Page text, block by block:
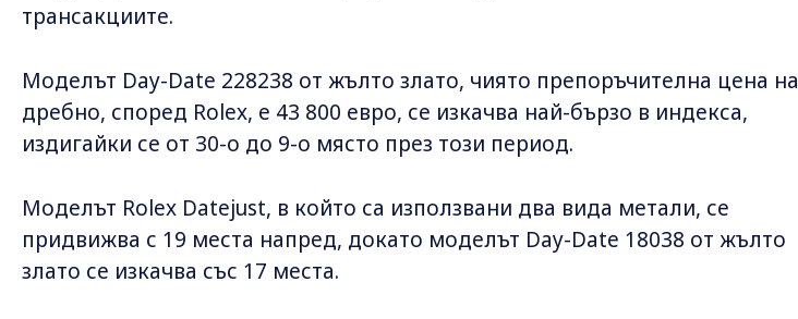
трансакциите.
Моделът Day-Date 228238 от жълто злато, чиято препоръчителна цена на
дребно, според Rolex, е 43 800 евро, се изкачва най-бързо в индекса,
издигайки се от 30-о до 9-о място през този период.
Моделът Rolex Datejust, в който са използвани два вида метали, се
придвижва с 19 места напред, докато моделът Day-Date 18038 от жълто
злато се изкачва със 17 места.